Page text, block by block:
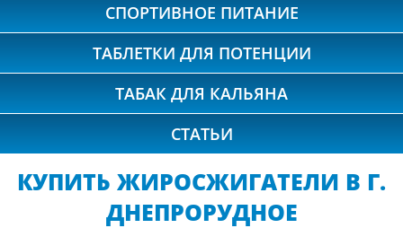
СПОРТИВНОЕ ПИТАНИЕ
ТАБЛЕТКИ ДЛЯ ПОТЕНЦИИ
ТАБАК ДЛЯ КАЛЬЯНА
СТАТЬИ
КУПИТЬ ЖИРОСЖИГАТЕЛИ В Г.
ДНЕПРОРУДНОЕ